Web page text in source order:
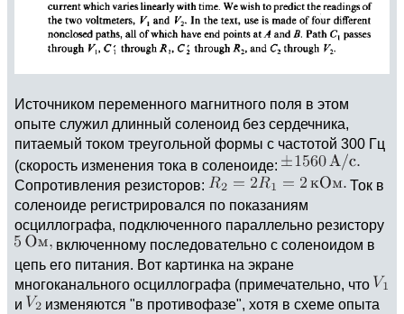
Источником переменного магнитного поля в этом
опыте служил длинный соленоид без сердечника,
питаемый током треугольной формы с частотой 300 Гц
(скорость изменения тока в соленоиде:
Сопротивления резисторов:
Ток в
соленоиде регистрировался по показаниям
осциллографа, подключенного параллельно резистору
включенному последовательно с соленоидом в
цепь его питания. Вот картинка на экране
многоканального осциллографа (примечательно, что
и
изменяются "в противофазе", хотя в схеме опыта